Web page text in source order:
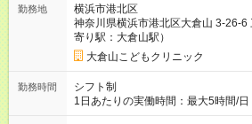
勤務地
横浜市港北区
神奈川県横浜市港北区大倉山 3-26-6
寄り駅：大倉山駅）
大倉山こどもクリニック
勤務時間
シフト制
1日あたりの実働時間：最大5時間/日